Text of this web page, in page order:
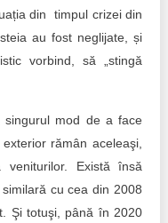
din timpul crizei din
au fost neglijate, și
vorbind, să „stingă
singurul mod de a face
rămân aceleaşi,
veniturilor. Există însă
cu cea din 2008
Şi totuşi, până în 2020